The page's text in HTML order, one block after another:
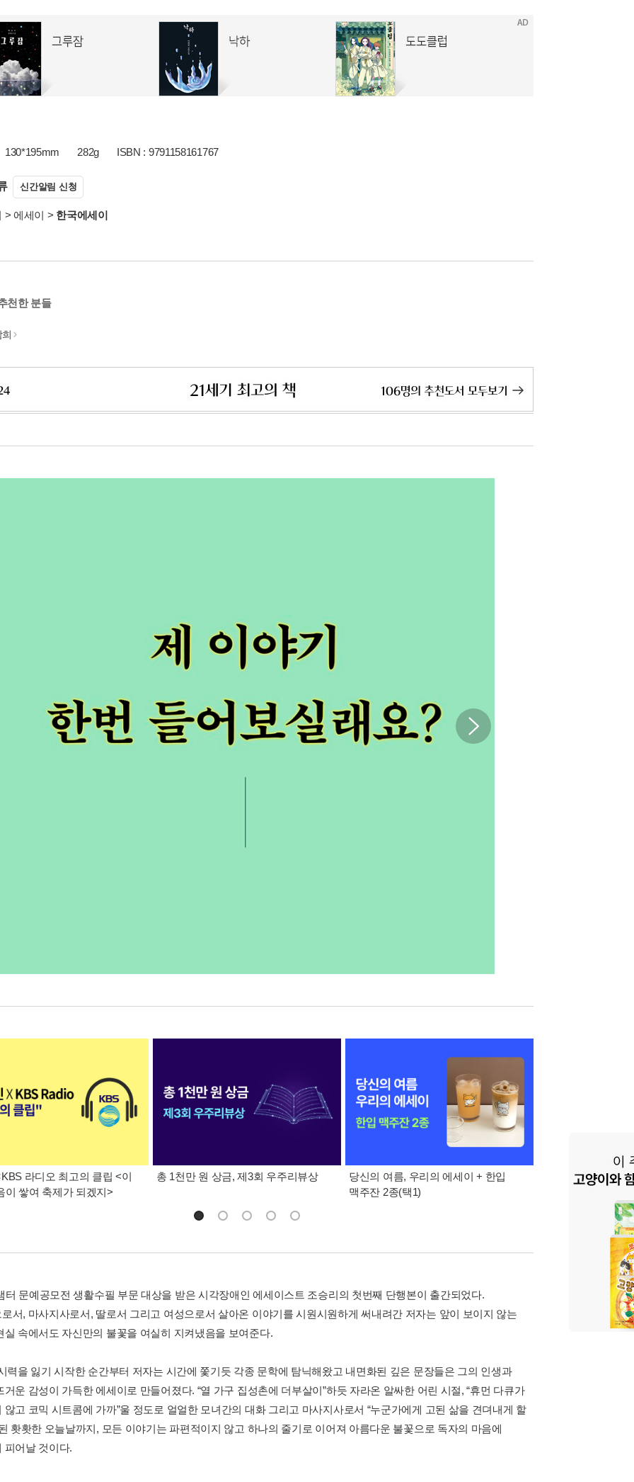
130*195mm 282g ISBN : 9791158161767
신간알림 신청
> 에세이 > 한국에세이
천한 분들
라디오 최고의 클립 <이
이 쌓여 축제가 되겠지>
총 1천만 원 상금, 제3회 우주리뷰상
당신의 여름, 우리의 에세이 + 한입
맥주잔 2종(택1)
21세기 최고의 책 :
터 문예공모전 생활수필 부문 대상을 받은 시각장애인 에세이스트 조승리의 첫번째 단행본이 출간되었다.
서, 마사지사로서, 딸로서 그리고 여성으로서 살아온 이야기를 시원시원하게 써내려간 저자는 앞이 보이지 않는
실 속에서도 자신만의 불꽃을 여실히 지켜냈음을 보여준다.
력을 잃기 시작한 순간부터 저자는 시간에 쫓기듯 각종 문학에 탐닉해왔고 내면화된 깊은 문장들은 그의 인생과
거운 감성이 가득한 에세이로 만들어졌다. “열 가구 집성촌에 더부살이”하듯 자라온 알싸한 어린 시절, “휴먼 다큐가
않고 코믹 시트콤에 가까”울 정도로 얼얼한 모녀간의 대화 그리고 마사지사로서 “누군가에게 고된 삶을 견뎌내게 할
홧홧한 오늘날까지, 모든 이야기는 파편적이지 않고 하나의 줄기로 이어져 아름다운 불꽃으로 독자의 마음에
피어날 것이다.